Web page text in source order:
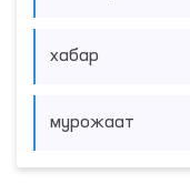
хабар
мурожаат